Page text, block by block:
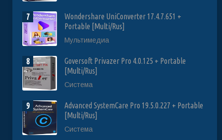
7
Wondershare UniConverter 17.4.7.651 +
Portable [Multi/Rus]
Мультимедиа
8
Goversoft Privazer Pro 4.0.125 + Portable
[Multi/Rus]
Система
9
Advanced SystemCare Pro 19.5.0.227 + Portable
[Multi/Rus]
Система